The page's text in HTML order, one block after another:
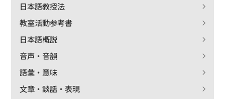
日本語教授法
教室活動参考書
日本語概説
音声・音韻
語彙・意味
文章・談話・表現